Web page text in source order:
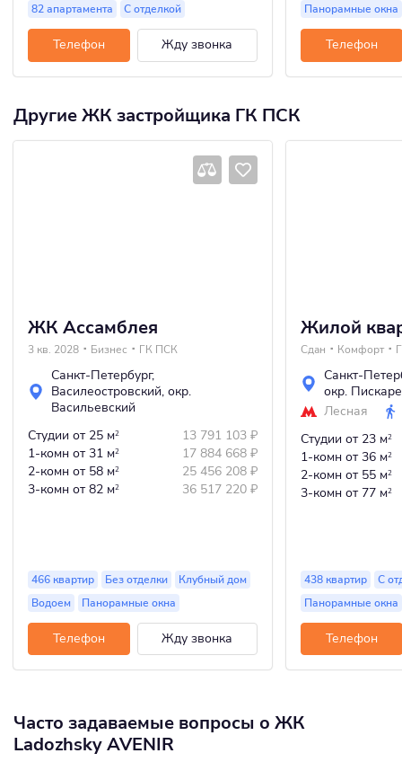
82 апартамента С отделкой
Телефон Жду звонка
Панорамные окна
Телефон
Другие ЖК застройщика ГК ПСК
ЖК Ассамблея
3 кв. 2028 Бизнес ГК ПСК
Санкт-Петербург,
Василеостровский, окр.
Васильевский
Студии от 25 м2 13 791 103 ₽
1-комн от 31 м2 17 884 668 ₽
2-комн от 58 м2 25 456 208 ₽
3-комн от 82 м2 36 517 220 ₽
466 квартир Без отделки
Клубный дом
Водоем
Панорамные окна
Телефон Жду звонка
Жилой
Сдан Комфорт
Санкт-
окр.
Лесная
Студии от 23 м2
1-комн от 36 м2
2-комн от 55 м2
3-комн от 77 м2
438 квартир
С
Панорамные окна
Телефон
Часто задаваемые вопросы о ЖК
Ladozhsky AVENIR